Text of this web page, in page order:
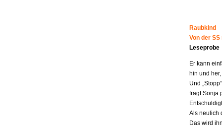
Raubkind
Von der
Leseprobe
Er kann
hin und
Und
fragt Sonja
Als neulich
Das wird